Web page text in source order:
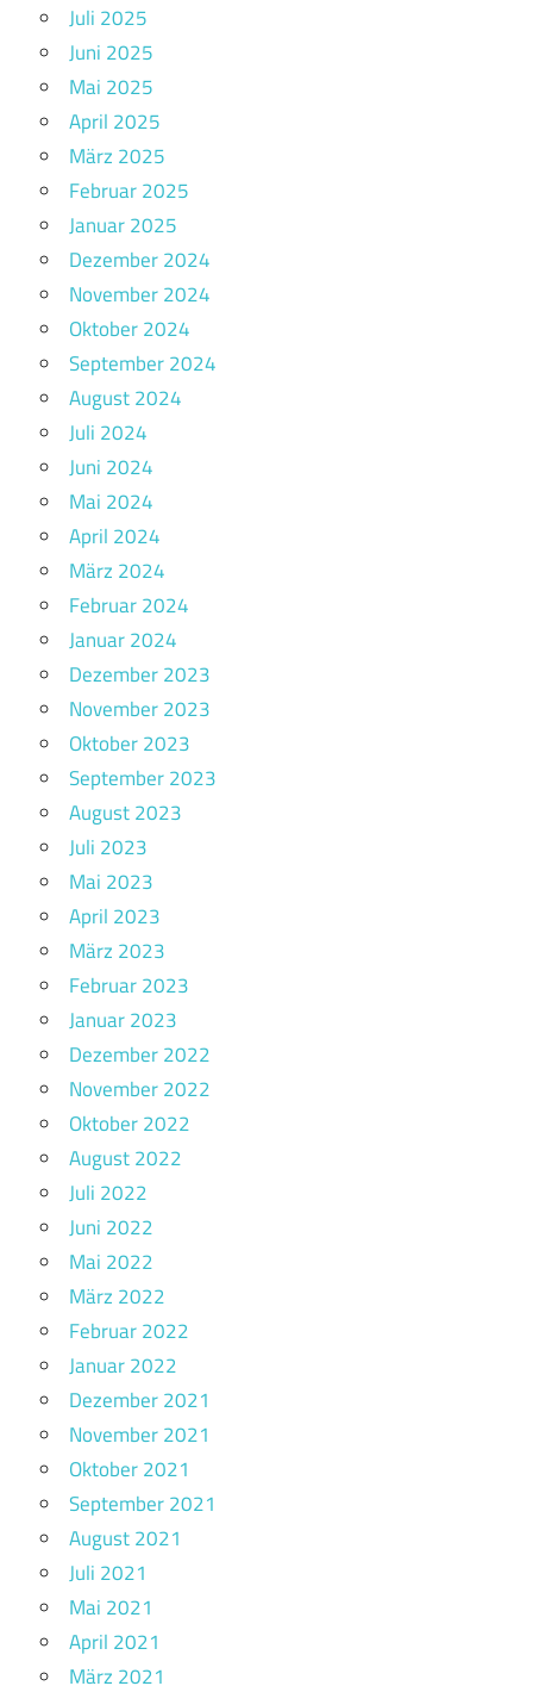
Juli 2025
Juni 2025
Mai 2025
April 2025
März 2025
Februar 2025
Januar 2025
Dezember 2024
November 2024
Oktober 2024
September 2024
August 2024
Juli 2024
Juni 2024
Mai 2024
April 2024
März 2024
Februar 2024
Januar 2024
Dezember 2023
November 2023
Oktober 2023
September 2023
August 2023
Juli 2023
Mai 2023
April 2023
März 2023
Februar 2023
Januar 2023
Dezember 2022
November 2022
Oktober 2022
August 2022
Juli 2022
Juni 2022
Mai 2022
März 2022
Februar 2022
Januar 2022
Dezember 2021
November 2021
Oktober 2021
September 2021
August 2021
Juli 2021
Mai 2021
April 2021
März 2021